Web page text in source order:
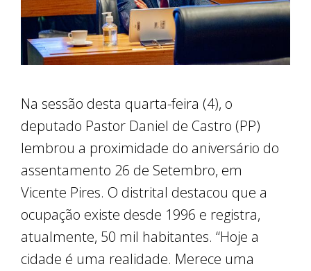
Na sessão desta quarta-feira (4), o
deputado Pastor Daniel de Castro (PP)
lembrou a proximidade do aniversário do
assentamento 26 de Setembro, em
Vicente Pires. O distrital destacou que a
ocupação existe desde 1996 e registra,
atualmente, 50 mil habitantes. “Hoje a
cidade é uma realidade. Merece uma